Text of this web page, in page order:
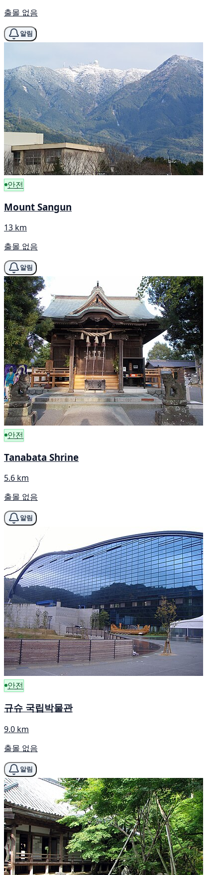
출몰 없음
알림
안전
Mount Sangun
13 km
출몰 없음
알림
안전
Tanabata Shrine
5.6 km
출몰 없음
알림
안전
규슈 국립박물관
9.0 km
출몰 없음
알림